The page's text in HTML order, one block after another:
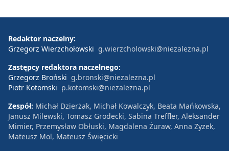
Redaktor naczelny:
Grzegorz Wierzchołowski g.wierzcholowski@niezalezna.pl
Zastępcy redaktora naczelnego:
Grzegorz Broński g.bronski@niezalezna.pl
Piotr Kotomski p.kotomski@niezalezna.pl
Zespół: Michał Dzierżak, Michał Kowalczyk, Beata Mańkowska,
Janusz Milewski, Tomasz Grodecki, Sabina Treffler, Aleksander
Mimier, Przemysław Obłuski, Magdalena Żuraw, Anna Zyzek,
Mateusz Mol, Mateusz Święcicki